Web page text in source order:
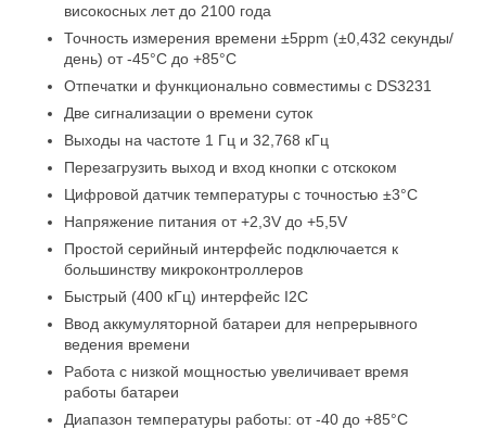
Экскурсия по заводу
Контроль качества
Свяжитесь с нами
Новости
Случаи
FPGA Field Programmable Gate Array (ФПГА
високосных лет до 2100 года
Точность измерения времени ±5ppm (±0,432 секунды/
день) от -45°C до +85°C
Отпечатки и функционально совместимы с DS3231
Две сигнализации о времени суток
Выходы на частоте 1 Гц и 32,768 кГц
Перезагрузить выход и вход кнопки с отскоком
Цифровой датчик температуры с точностью ±3°C
Напряжение питания от +2,3V до +5,5V
Простой серийный интерфейс подключается к
большинству микроконтроллеров
Быстрый (400 кГц) интерфейс I2C
Ввод аккумуляторной батареи для непрерывного
ведения времени
Работа с низкой мощностью увеличивает время
работы батареи
Диапазон температуры работы: от -40 до +85°C